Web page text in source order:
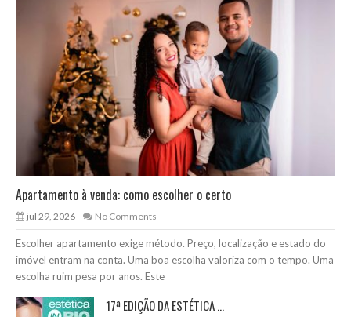
Apartamento à venda: como escolher o certo
jul 29, 2026 No Comments
Escolher apartamento exige método. Preço, localização e estado do
imóvel entram na conta. Uma boa escolha valoriza com o tempo. Uma
escolha ruim pesa por anos. Este
17ª EDIÇÃO DA ESTÉTICA ...